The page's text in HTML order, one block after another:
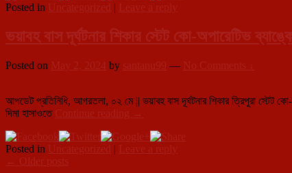
মোর্চার
স্বেচ্ছায়
রক্তদান
Posted in Uncategorized | Leave a reply
ভয়াবহ বাস দূর্ঘটনার শিকার স্টেট কো-অপারেটিভ
Posted on May 2, 2024 by santanu99 — No Comments ↓
আপডেট প্রতিনিধি, আগরতলা, ০২ মে || ভয়াবহ বাস দূর্ঘটনার শিকার ত্রিপুরা স্টেট
দিমা হাসাওতে Continue reading ভয়াবহ
দূর্ঘটনার
শিকার
→
Posted in Uncategorized | Leave a reply
Post
← Older posts